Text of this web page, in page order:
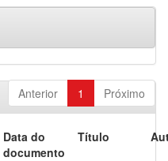
Anterior 1 Próximo
Data do
documento
Título